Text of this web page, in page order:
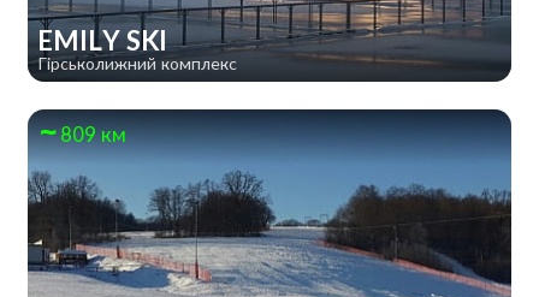
EMILY SKI
Гірськолижний комплекс
809 км